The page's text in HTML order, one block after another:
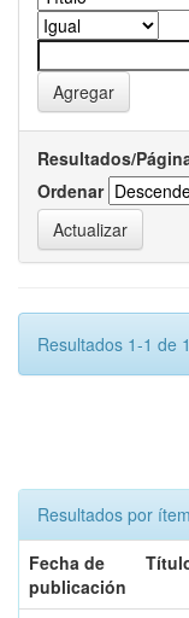
Resultados/
Ordenar
Resultados 1-1 de
Resultados por
Fecha de
publicación